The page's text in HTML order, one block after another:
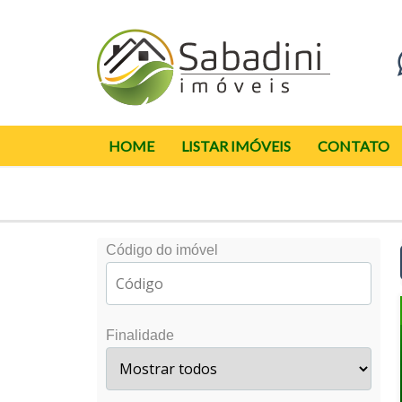
HOME LISTAR IMÓVEIS CONTATO
Código do imóvel
Finalidade